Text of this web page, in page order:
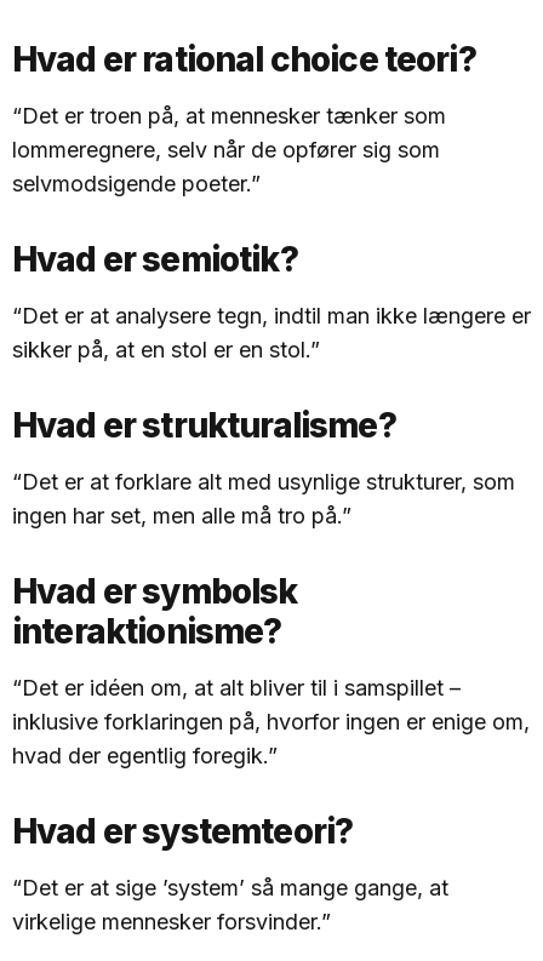
Hvad er rational choice teori?
“Det er troen på, at mennesker tænker som
lommeregnere, selv når de opfører sig som
selvmodsigende poeter.”
Hvad er semiotik?
“Det er at analysere tegn, indtil man ikke længere er
sikker på, at en stol er en stol.”
Hvad er strukturalisme?
“Det er at forklare alt med usynlige strukturer, som
ingen har set, men alle må tro på.”
Hvad er symbolsk
interaktionisme?
“Det er idéen om, at alt bliver til i samspillet –
inklusive forklaringen på, hvorfor ingen er enige om,
hvad der egentlig foregik.”
Hvad er systemteori?
“Det er at sige ’system’ så mange gange, at
virkelige mennesker forsvinder.”